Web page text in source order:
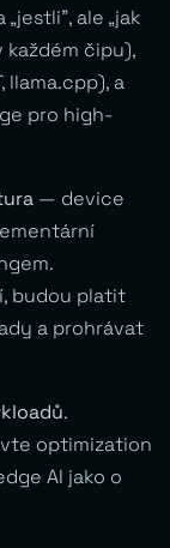
ale „jak
každém čipu),
llama.cpp), a
pro high-
— device
budou platit
a prohrávat
.
optimization
AI jako o